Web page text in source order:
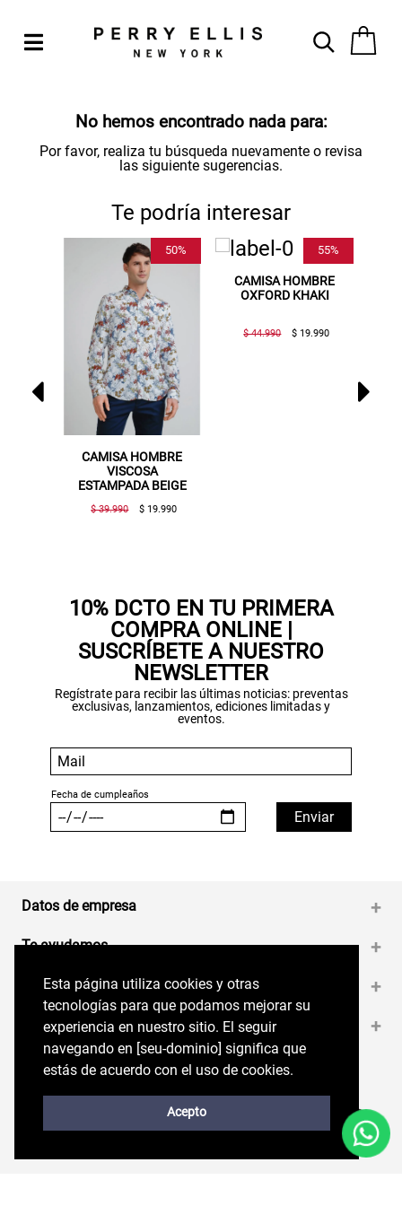
Esta página utiliza cookies y otras
tecnologías para que podamos mejorar su
experiencia en nuestro sitio. El seguir
navegando en perryellis.cl significa que estás
de acuerdo con el uso de cookies.
Acepto
Esta página utiliza cookies y otras
tecnologías para que podamos mejorar su
experiencia en nuestro sitio. El seguir
navegando en [seu-dominio] significa que
estás de acuerdo con el uso de cookies.
Acepto
No hemos encontrado nada para:
Por favor, realiza tu búsqueda nuevamente o revisa
las siguiente sugerencias.
Te podría interesar
50%
CAMISA HOMBRE
VISCOSA
ESTAMPADA BEIGE
$ 39.990 $ 19.990
55%
CAMISA HOMBRE
OXFORD KHAKI
$ 44.990 $ 19.990
10% DCTO EN TU PRIMERA
COMPRA ONLINE |
SUSCRÍBETE A NUESTRO
NEWSLETTER
Regístrate para recibir las últimas noticias: preventas
exclusivas, lanzamientos, ediciones limitadas y
eventos.
SUSPE01
Datos de empresa +
Te ayudamos +
Medios de pago +
Contáctanos +
Síguenos en nuestras RRSS
Trabaja con Nosotros